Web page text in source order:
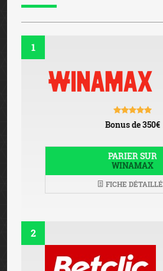
1
Bonus de 350€
PARIER SUR
WINAMAX
FICHE
2